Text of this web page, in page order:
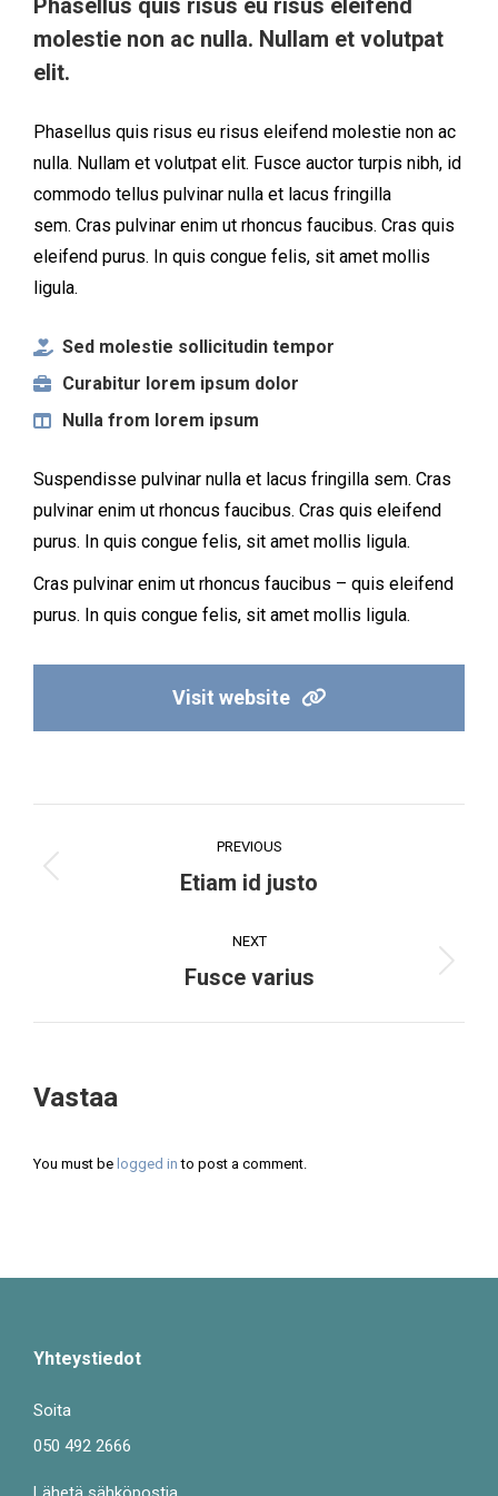
Phasellus quis risus eu risus eleifend
molestie non ac nulla. Nullam et volutpat
elit.
Phasellus quis risus eu risus eleifend molestie non ac
nulla. Nullam et volutpat elit. Fusce auctor turpis nibh, id
commodo tellus pulvinar nulla et lacus fringilla
sem. Cras pulvinar enim ut rhoncus faucibus. Cras quis
eleifend purus. In quis congue felis, sit amet mollis
ligula.
Sed molestie sollicitudin tempor
Curabitur lorem ipsum dolor
Nulla from lorem ipsum
Suspendisse pulvinar nulla et lacus fringilla sem. Cras
pulvinar enim ut rhoncus faucibus. Cras quis eleifend
purus. In quis congue felis, sit amet mollis ligula.
Cras pulvinar enim ut rhoncus faucibus – quis eleifend
purus. In quis congue felis, sit amet mollis ligula.
Visit website
navigation
PREVIOUS
Previous
Etiam id justo
NEXT
Next
Fusce varius
Vastaa
You must be logged in to post a comment.
Yhteystiedot
Soita
050 492 2666